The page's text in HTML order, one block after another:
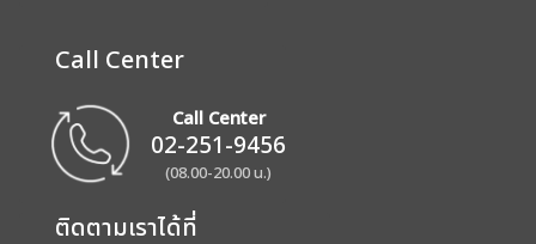
Call Center
Call Center
02-251-9456
(08.00-20.00 น.)
ติดตามเราได้ที่